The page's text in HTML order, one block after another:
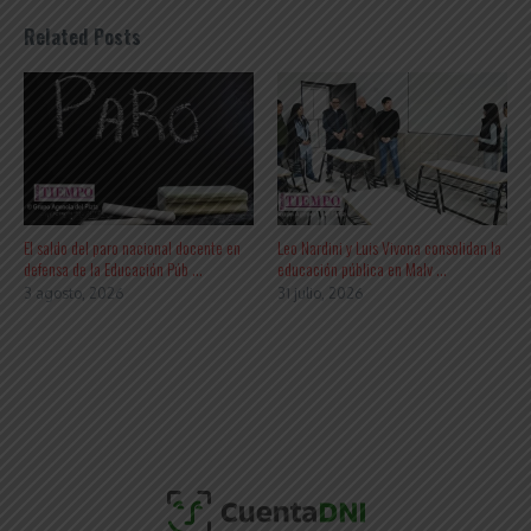
Related Posts
El saldo del paro nacional docente en
defensa de la Educación Púb ...
3 agosto, 2026
Leo Nardini y Luis Vivona consolidan la
educación pública en Malv ...
31 julio, 2026